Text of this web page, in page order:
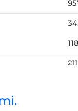
118
211